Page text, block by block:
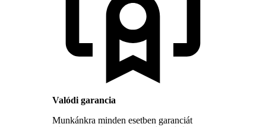
Valódi garancia
Munkánkra minden esetben garanciát